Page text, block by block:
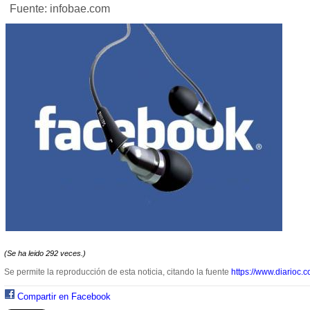
Fuente: infobae.com
(Se ha leido 292 veces.)
Se permite la reproducción de esta noticia, citando la fuente https://
Compartir en Facebook